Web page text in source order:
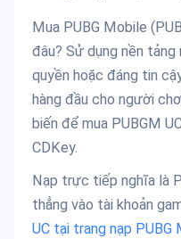
Mua PUBG Mobile
đâu? Sử dụng nền
quyền hoặc đáng tin
hàng đầu cho người
biến để mua PUBGM
CDKey.
Nạp trực tiếp nghĩa là
thẳng vào tài khoản
UC tại trang nạp PUBG